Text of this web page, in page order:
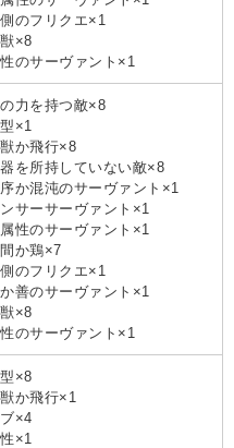
側のフリクエ×1
獣×8
性のサーヴァント×1
の力を持つ敵×8
×1
獣か飛行×8
器を所持していない敵×8
序か混沌のサーヴァント×1
ンサーサーヴァント×1
属性のサーヴァント×1
間か鶏×7
側のフリクエ×1
か善のサーヴァント×1
獣×8
性のサーヴァント×1
型×8
獣か飛行×1
ブ×4
×1